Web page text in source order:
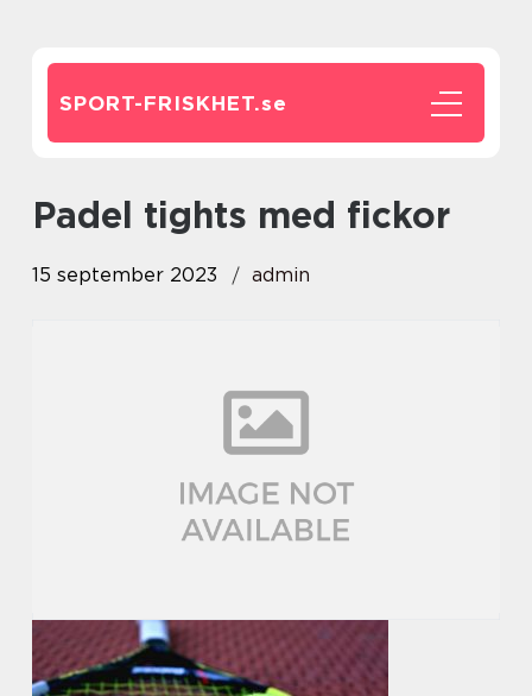
SPORT-FRISKHET.se
padel tights med fickor
15 september 2023 admin